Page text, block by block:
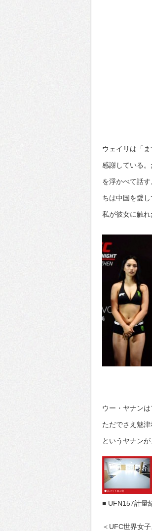
ウェイリは「
感謝している
を浮かべて話
ちは中国を愛
私が彼女に触
ウー・ヤナン
ただでさえ魅
というヤナン
■ UFN157計量
＜UFC世界女